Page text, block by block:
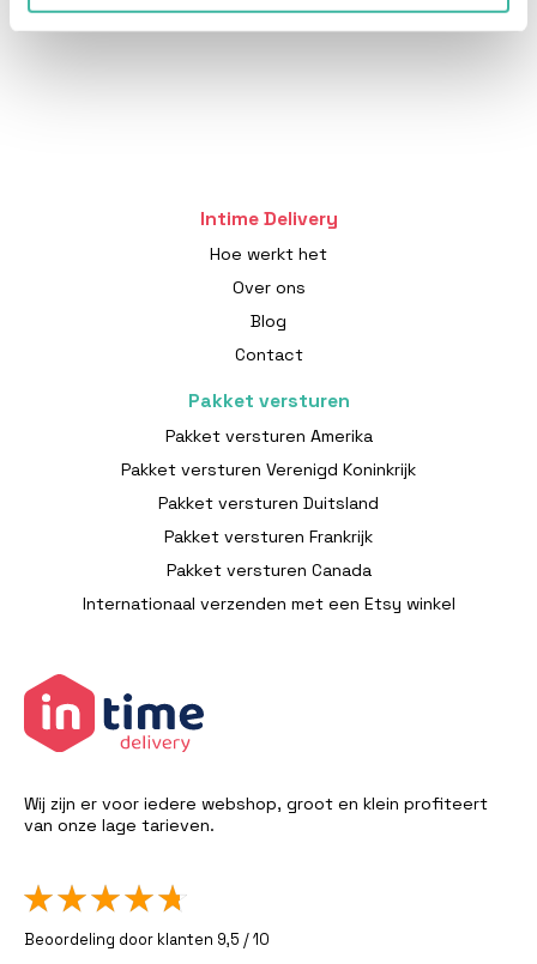
Wij zijn er voor iedere webshop, groot en klein profiteert
van onze lage tarieven.
Beoordeling door klanten 9,5 / 10
Intime Delivery
Hoe werkt het
Over ons
Blog
Contact
Pakket versturen
Pakket versturen Amerika
Pakket versturen Verenigd Koninkrijk
Pakket versturen Duitsland
Pakket versturen Frankrijk
Pakket versturen Canada
Internationaal verzenden met een Etsy winkel